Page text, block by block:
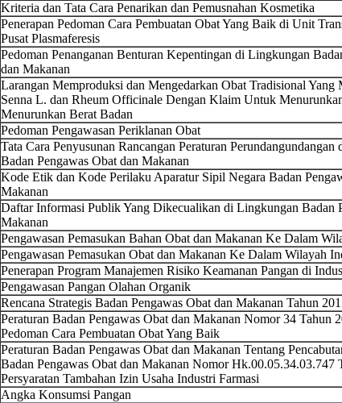
Kriteria dan Tata Cara Penarikan dan Pemusnahan Kosmetika
Penerapan Pedoman Cara Pembuatan Obat Yang Baik di Unit
Pusat Plasmaferesis
Pedoman Penanganan Benturan Kepentingan di Lingkungan
dan Makanan
Larangan Memproduksi dan Mengedarkan Obat Tradisional Yang
Senna L. dan Rheum Officinale Dengan Klaim Untuk
Menurunkan Berat Badan
Pedoman Pengawasan Periklanan Obat
Tata Cara Penyusunan Rancangan Peraturan
Badan Pengawas Obat dan Makanan
Kode Etik dan Kode Perilaku Aparatur Sipil Negara Badan
Makanan
Daftar Informasi Publik Yang Dikecualikan di Lingkungan Badan
Makanan
Pengawasan Pemasukan Bahan Obat dan Makanan Ke Dalam
Pengawasan Pemasukan Obat dan Makanan Ke Dalam Wilayah
Penerapan Program Manajemen Risiko Keamanan Pangan di
Pengawasan Pangan Olahan Organik
Rencana Strategis Badan Pengawas Obat dan Makanan Tahun
Peraturan Badan Pengawas Obat dan Makanan Nomor 34 Tahun
Pedoman Cara Pembuatan Obat Yang Baik
Peraturan Badan Pengawas Obat dan Makanan Tentang
Badan Pengawas Obat dan Makanan Nomor Hk.00.05.34.03.747
Persyaratan Tambahan Izin Usaha Industri Farmasi
Angka Konsumsi Pangan